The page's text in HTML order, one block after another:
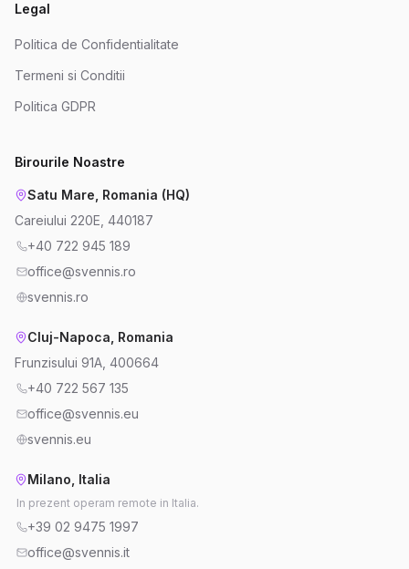
Legal
Politica de Confidentialitate
Termeni si Conditii
Politica GDPR
Birourile Noastre
Satu Mare, Romania (HQ)
Careiului 220E, 440187
+40 722 945 189
office@svennis.ro
svennis.ro
Cluj-Napoca, Romania
Frunzisului 91A, 400664
+40 722 567 135
office@svennis.eu
svennis.eu
Milano, Italia
In prezent operam remote in Italia.
+39 02 9475 1997
office@svennis.it